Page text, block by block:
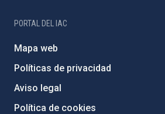
PORTAL DEL IAC
Mapa web
Políticas de privacidad
Aviso legal
Política de cookies